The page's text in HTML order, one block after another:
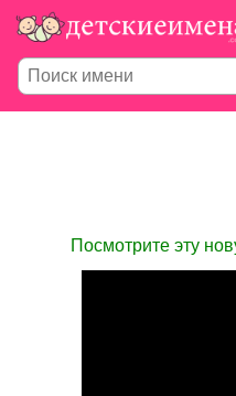
Посмотрите эту